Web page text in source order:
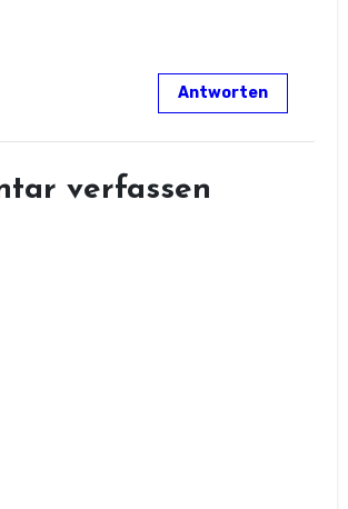
Antworten
verfassen